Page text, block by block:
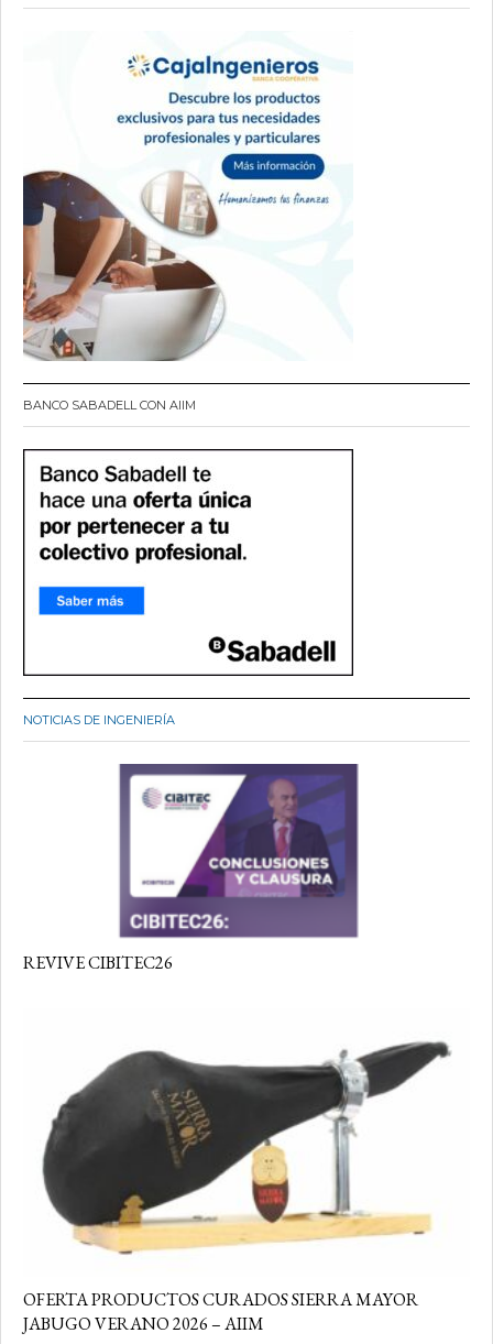
BANCO SABADELL CON AIIM
NOTICIAS DE INGENIERÍA
REVIVE CIBITEC26
OFERTA PRODUCTOS CURADOS SIERRA MAYOR
JABUGO VERANO 2026 – AIIM